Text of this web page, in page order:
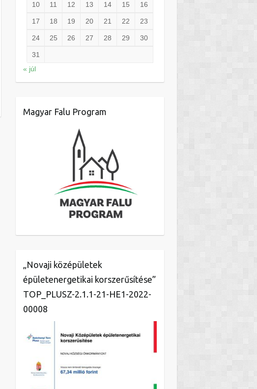
10 11 12 13 14 15 16
17 18 19 20 21 22 23
24 25 26 27 28 29 30
31
« júl
Magyar Falu Program
„Novaji középületek
épületenergetikai korszerűsítése”
TOP_PLUSZ-2.1.1-21-HE1-2022-
00008